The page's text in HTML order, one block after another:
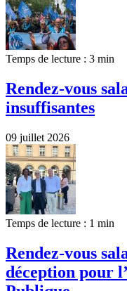
Temps de lecture : 3 min
Rendez-vous
insuffisantes
09 juillet 2026
Temps de lecture : 1 min
Rendez-vous
déception pour